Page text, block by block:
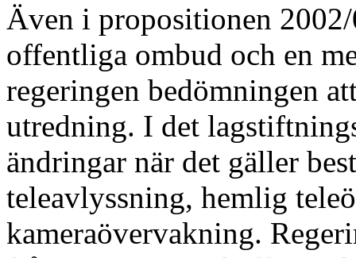
Även i propositionen
offentliga ombud och en
regeringen bedömningen
utredning. I det
ändringar när det gäller
teleavlyssning, hemlig
kameraövervakning.